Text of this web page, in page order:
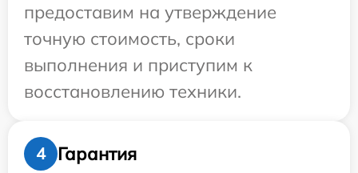
предоставим на утверждение
точную стоимость, сроки
выполнения и приступим к
восстановлению техники.
4
Гарантия